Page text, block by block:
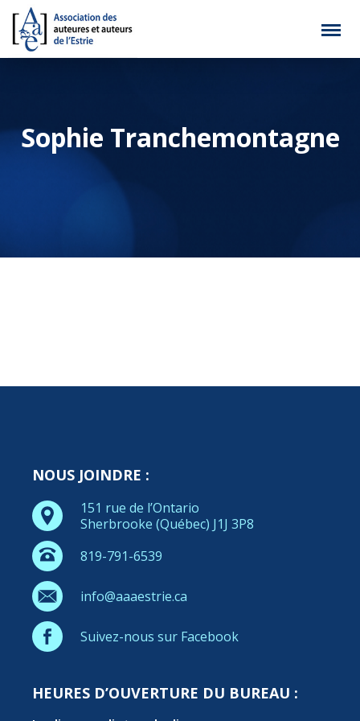
Sophie Tranchemontagne
NOUS JOINDRE :
151 rue de l’Ontario
Sherbrooke (Québec) J1J 3P8
819-791-6539
info@aaaestrie.ca
Suivez-nous sur Facebook
HEURES D’OUVERTURE DU BUREAU :